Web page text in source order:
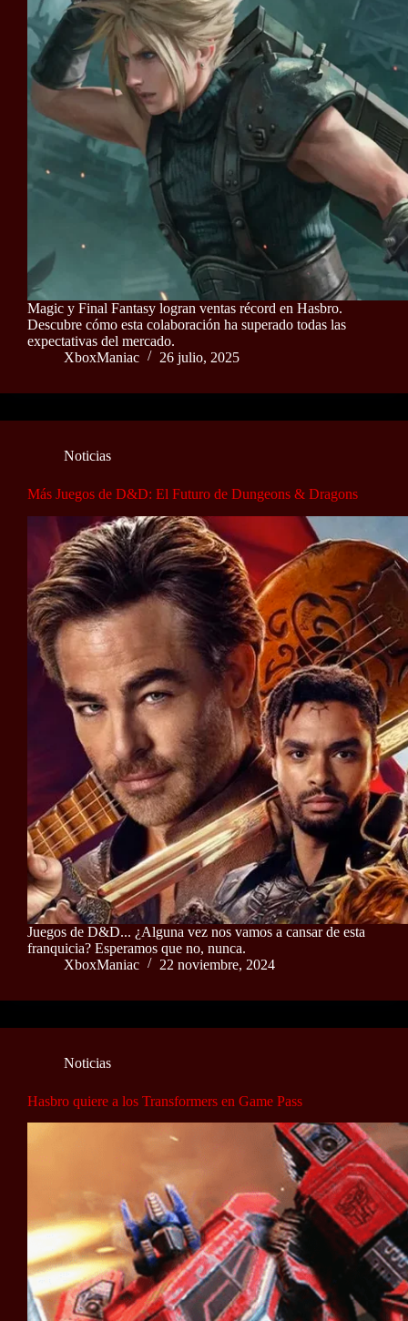
Magic y Final Fantasy logran ventas récord en Hasbro.
Descubre cómo esta colaboración ha superado todas las
expectativas del mercado.
XboxManiac
26 julio, 2025
Noticias
Más Juegos de D&D: El Futuro de Dungeons & Dragons
Juegos de D&D... ¿Alguna vez nos vamos a cansar de esta
franquicia? Esperamos que no, nunca.
XboxManiac
22 noviembre, 2024
Noticias
Hasbro quiere a los Transformers en Game Pass